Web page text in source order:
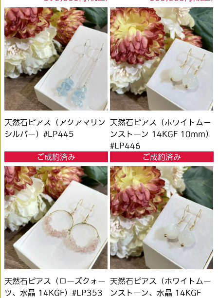
天然石ピアス（アクアマリン
シルバー）#LP445
ご成約済み
天然石ピアス（ホワイトムー
ンストーン 14KGF 10mm）
#LP446
ご成約済み
天然石ピアス（ローズクォー
ツ、水晶 14KGF）#LP353
天然石ピアス（ホワイトムー
ンストーン、水晶 14KGF